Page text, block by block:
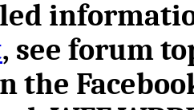
, see forum
the